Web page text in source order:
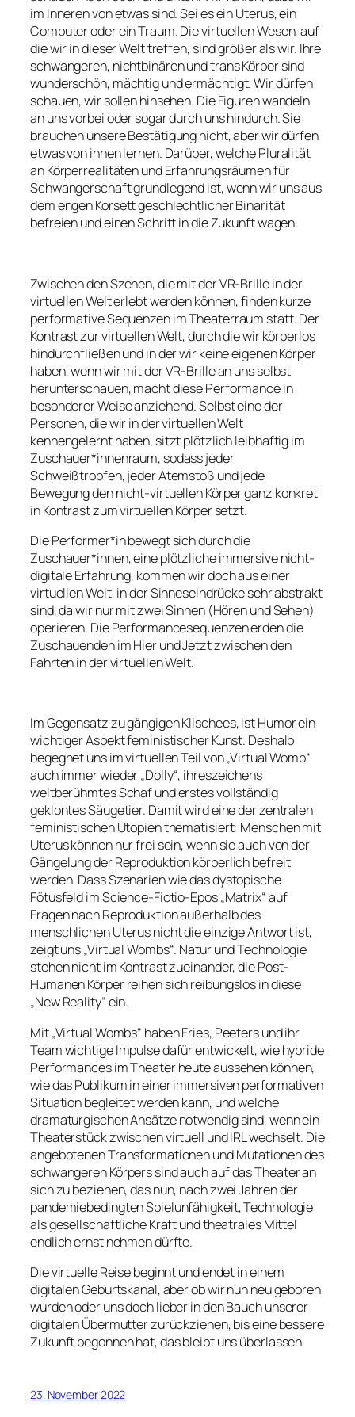
im Inneren von etwas sind. Sei es ein Uterus, ein
Computer oder ein Traum. Die virtuellen Wesen, auf
die wir in dieser Welt treffen, sind größer als wir. Ihre
schwangeren, nichtbinären und trans Körper sind
wunderschön, mächtig und ermächtigt. Wir dürfen
schauen, wir sollen hinsehen. Die Figuren wandeln
an uns vorbei oder sogar durch uns hindurch. Sie
brauchen unsere Bestätigung nicht, aber wir dürfen
etwas von ihnen lernen. Darüber, welche Pluralität
an Körperrealitäten und Erfahrungsräumen für
Schwangerschaft grundlegend ist, wenn wir uns aus
dem engen Korsett geschlechtlicher Binarität
befreien und einen Schritt in die Zukunft wagen.
Zwischen den Szenen, die mit der VR-Brille in der
virtuellen Welt erlebt werden können, finden kurze
performative Sequenzen im Theaterraum statt. Der
Kontrast zur virtuellen Welt, durch die wir körperlos
hindurchfließen und in der wir keine eigenen Körper
haben, wenn wir mit der VR-Brille an uns selbst
herunterschauen, macht diese Performance in
besonderer Weise anziehend. Selbst eine der
Personen, die wir in der virtuellen Welt
kennengelernt haben, sitzt plötzlich leibhaftig im
Zuschauer*innenraum, sodass jeder
Schweißtropfen, jeder Atemstoß und jede
Bewegung den nicht-virtuellen Körper ganz konkret
in Kontrast zum virtuellen Körper setzt.
Die Performer*in bewegt sich durch die
Zuschauer*innen, eine plötzliche immersive nicht-
digitale Erfahrung, kommen wir doch aus einer
virtuellen Welt, in der Sinneseindrücke sehr abstrakt
sind, da wir nur mit zwei Sinnen (Hören und Sehen)
operieren. Die Performancesequenzen erden die
Zuschauenden im Hier und Jetzt zwischen den
Fahrten in der virtuellen Welt.
Im Gegensatz zu gängigen Klischees, ist Humor ein
wichtiger Aspekt feministischer Kunst. Deshalb
begegnet uns im virtuellen Teil von „Virtual Womb“
auch immer wieder „Dolly“, ihreszeichens
weltberühmtes Schaf und erstes vollständig
geklontes Säugetier. Damit wird eine der zentralen
feministischen Utopien thematisiert: Menschen mit
Uterus können nur frei sein, wenn sie auch von der
Gängelung der Reproduktion körperlich befreit
werden. Dass Szenarien wie das dystopische
Fötusfeld im Science-Fictio-Epos „Matrix“ auf
Fragen nach Reproduktion außerhalb des
menschlichen Uterus nicht die einzige Antwort ist,
zeigt uns „Virtual Wombs“. Natur und Technologie
stehen nicht im Kontrast zueinander, die Post-
Humanen Körper reihen sich reibungslos in diese
„New Reality“ ein.
Mit „Virtual Wombs“ haben Fries, Peeters und ihr
Team wichtige Impulse dafür entwickelt, wie hybride
Performances im Theater heute aussehen können,
wie das Publikum in einer immersiven performativen
Situation begleitet werden kann, und welche
dramaturgischen Ansätze notwendig sind, wenn ein
Theaterstück zwischen virtuell und IRL wechselt. Die
angebotenen Transformationen und Mutationen des
schwangeren Körpers sind auch auf das Theater an
sich zu beziehen, das nun, nach zwei Jahren der
pandemiebedingten Spielunfähigkeit, Technologie
als gesellschaftliche Kraft und theatrales Mittel
endlich ernst nehmen dürfte.
Die virtuelle Reise beginnt und endet in einem
digitalen Geburtskanal, aber ob wir nun neu geboren
wurden oder uns doch lieber in den Bauch unserer
digitalen Übermutter zurückziehen, bis eine bessere
Zukunft begonnen hat, das bleibt uns überlassen.
23. November 2022